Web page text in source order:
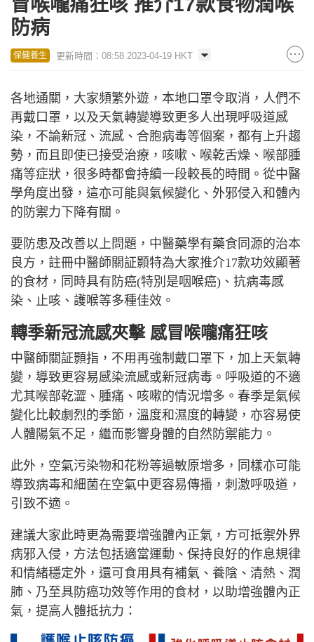
冒喉嚨痛狂咳 推介17款食物潤喉
防病
保健養生 更新時間：08:58 2023-04-19 HKT
各地通關，大家頻繁外遊，本地口罩令取消，人們不
再戴口罩，以及天氣轉變導致更多人出現呼吸道感
染，不論新冠、流感、合胞病毒等個案，都有上升趨
勢，而且即使已接受治療，咳嗽、喉乾舌燥、喉部腫
痛等症狀，很多時都會持續一段較長的時間。從中醫
學角度出發，這亦可能與氣候變化、外邪侵入和體內
的防禦力下降有關。
要防患及改善以上問題，中醫藥學有藥食同源的治本
良方，註冊中醫師關証顥特為大家推介17款功效顯著
的食材，同時具有防癌(特別是咽喉癌) 、抗病毒感
染、止咳、護喉等多種佳效。
轉季新冠流感夾擊 感冒喉嚨痛狂咳
中醫師關証顥指，不用再強制戴口罩下，加上天氣轉
變，導致更容易感染流感或新冠病毒。呼吸道的不適
尤其喉部乾澀、腫痛、咳嗽的情況增多。春季是氣候
變化比較劇烈的季節，溫度和濕度的轉變，亦容易使
人體陽氣不足，繼而影響身體的自然防禦能力。
此外，空氣污染物和花粉等過敏原增多，同樣亦可能
導致病毒和細菌在空氣中更容易傳播，刺激呼吸道，
引致不適。
建議大家此時更為需要增強體內正氣，方可抵禦外界
病邪入侵，方法包括適當運動、保持良好的作息規律
和情緒穩定外，還可食用具有補氣、養陰、清熱、潤
肺、乃至具防癌功效等作用的食材，以助增強體內正
氣，提高人體抵抗力：